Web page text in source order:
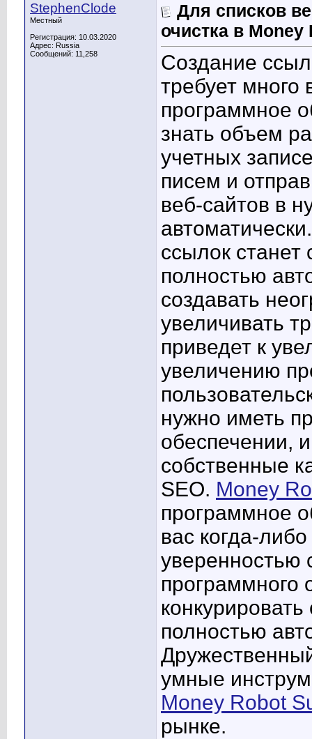
StephenClode
Местный
Регистрация: 10.03.2020
Адрес: Russia
Сообщений: 11,258
Для списков
очистка в Money
Создание
требует
программное
знать объем
учетных
писем и
веб-сайтов в
ссылок станет
полностью
создавать
увеличивать
приведет к
увеличению
нужно иметь
обеспечении,
собственные
SEO. Money
программное
вас когда-
уверенностью
программного
полностью
умные
Money Robot
рынке.